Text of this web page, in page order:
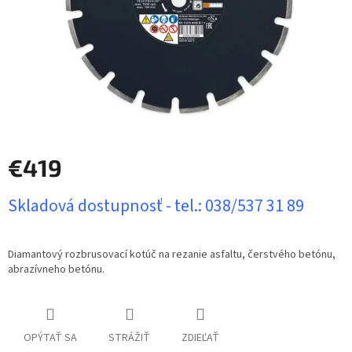
€419
cena:
Skladová dostupnosť - tel.: 038/537 31 89
Diamantový rozbrusovací kotúč na rezanie asfaltu, čerstvého betónu,
abrazívneho betónu.
OPÝTAŤ SA STRÁŽIŤ ZDIEĽAŤ